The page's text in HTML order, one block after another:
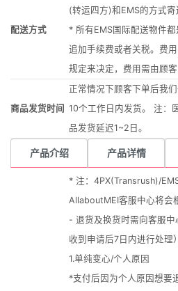
配送方式
(转运四方)和EMS的方式寄
* 所有EMS国际配送物件
追加手续费或者关税。费
规定来决定，费用需由顾客
商品发货时间
正常情况下顾客下单后我
10个工作日内发货。 注：
品发货延迟1~2日。
产品介绍 产品详情
* 注：4PX(Transrush)/
AllaboutMEI客服中心将会
- 退货及换货时需向客服
收到申请后7日内进行处理
1.单纯变心/个人原因
*支付后因为个人原因想要